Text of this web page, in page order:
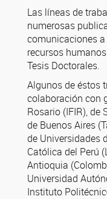
Las líneas de
numerosas
comunicaciones
recursos
Tesis Doctorales.
Algunos de éstos
colaboración con
Rosario (IFIR), de
de Buenos Aires
de Universidades
Católica del Perú
Antioquia
Universidad
Instituto